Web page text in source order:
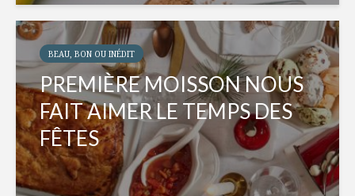
BEAU, BON OU INÉDIT
PREMIÈRE MOISSON NOUS
FAIT AIMER LE TEMPS DES
FÊTES